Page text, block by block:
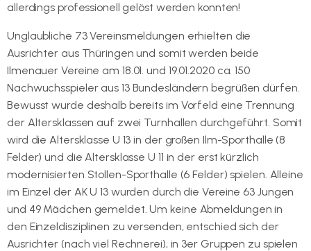
allerdings professionell gelöst werden konnten!
Unglaubliche 73 Vereinsmeldungen erhielten die
Ausrichter aus Thüringen und somit werden beide
Ilmenauer Vereine am 18.01. und 19.01.2020 ca. 150
Nachwuchsspieler aus 13 Bundesländern begrüßen dürfen.
Bewusst wurde deshalb bereits im Vorfeld eine Trennung
der Altersklassen auf zwei Turnhallen durchgeführt. Somit
wird die Altersklasse U 13 in der großen Ilm-Sporthalle (8
Felder) und die Altersklasse U 11 in der erst kürzlich
modernisierten Stollen-Sporthalle (6 Felder) spielen. Alleine
im Einzel der AK U 13 wurden durch die Vereine 63 Jungen
und 49 Mädchen gemeldet. Um keine Abmeldungen in
den Einzeldisziplinen zu versenden, entschied sich der
Ausrichter (nach viel Rechnerei), in 3er Gruppen zu spielen